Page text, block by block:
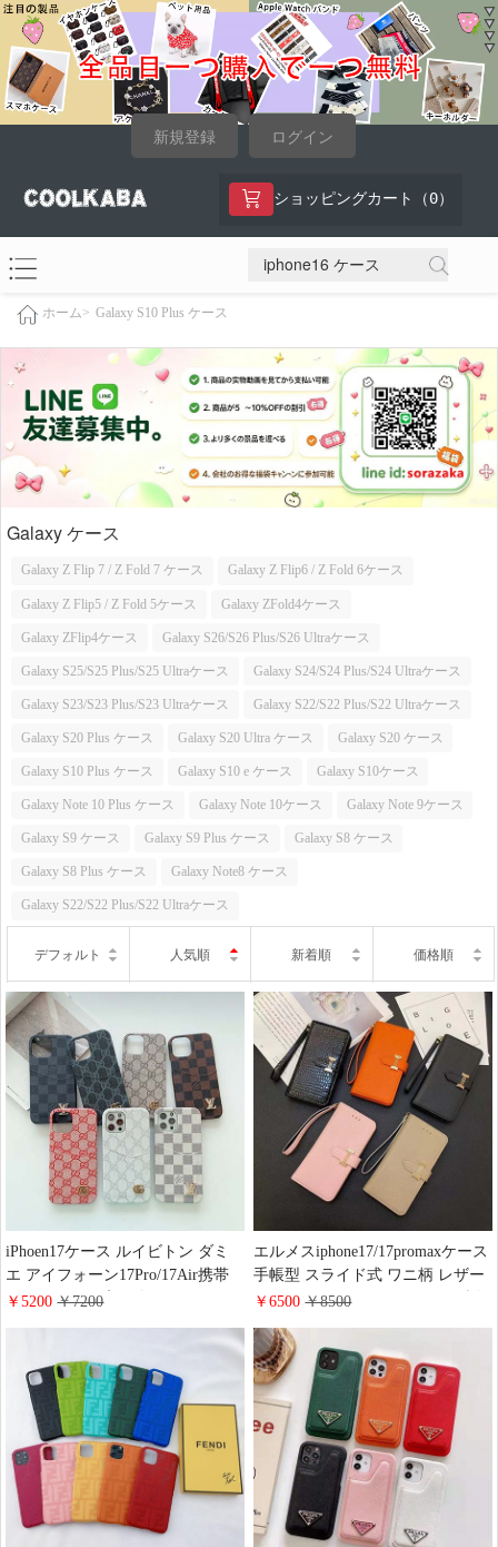
新規登録 ログイン
ショッピングカート（ 0）
ホーム> Galaxy S10 Plus ケース
Galaxy ケース
Galaxy Z Flip 7 / Z Fold 7 ケース Galaxy Z Flip6 / Z Fold 6ケース
Galaxy Z Flip5 / Z Fold 5ケース Galaxy ZFold4ケース
Galaxy ZFlip4ケース Galaxy S26/S26 Plus/S26 Ultraケース
Galaxy S25/S25 Plus/S25 Ultraケース Galaxy S24/S24 Plus/S24 Ultraケース
Galaxy S23/S23 Plus/S23 Ultraケース Galaxy S22/S22 Plus/S22 Ultraケース
Galaxy S20 Plus ケース Galaxy S20 Ultra ケース Galaxy S20 ケース
Galaxy S10 Plus ケース Galaxy S10 e ケース Galaxy S10ケース
Galaxy Note 10 Plus ケース Galaxy Note 10ケース Galaxy Note 9ケース
Galaxy S9 ケース Galaxy S9 Plus ケース Galaxy S8 ケース
Galaxy S8 Plus ケース Galaxy Note8 ケース
Galaxy S22/S22 Plus/S22 Ultraケース
デフォルト 人気順 新着順 価格順
iPhoen17ケース ルイビトン ダミ
エ アイフォーン17Pro/17Air携帯
ケース カード入り 軽量 コンパク
iphone16pro/16promax/15カバー メ
タリロゴ 飾り ハイブランド ギャ
ラクシー S25/S24/S23スリムケー
ス 大人おしゃれ
￥5200￥7200
エルメスiphone17/17promaxケース
手帳型 スライド式 ワニ柄 レザー
Hermes iphone16pro/16ケース 財布
ランド 手帳型 スマホケース 全機
種対応
￥6500￥8500